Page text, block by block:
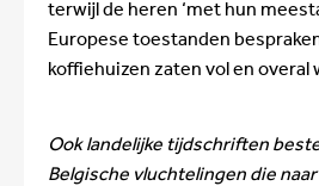
terwijl de heren ‘met hun
Europese toestanden
koffiehuizen zaten vol en overal
Ook landelijke tijdschriften
Belgische vluchtelingen die